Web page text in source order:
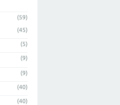
(59)
(45)
(5)
(9)
(9)
(40)
(40)